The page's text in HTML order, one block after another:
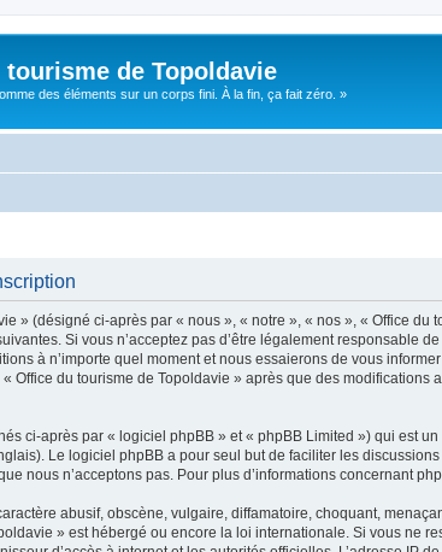
de Topoldavie
des éléments sur un corps fini. À la fin, ça fait zéro. »
» (désigné ci-après par « nous », « notre », « nos », « Office
Si vous n’acceptez pas d’être légalement responsable
à n’importe quel moment et nous essaierons de vous
Office du tourisme de Topoldavie » après que des
ci-après par « logiciel phpBB » et « phpBB Limited ») qui est
Le logiciel phpBB a pour seul but de faciliter les
nous n’acceptons pas. Pour plus d’informations concernant
abusif, obscène, vulgaire, diffamatoire, choquant,
» est hébergé ou encore la loi internationale. Si vous ne